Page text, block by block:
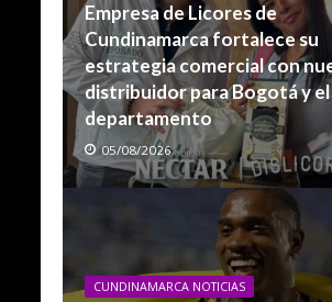
Empresa de Licores de
Cundinamarca fortalece su
estrategia comercial con
distribuidor para Bogotá y el
departamento
05/08/2026
CUNDINAMARCA NOTICIAS